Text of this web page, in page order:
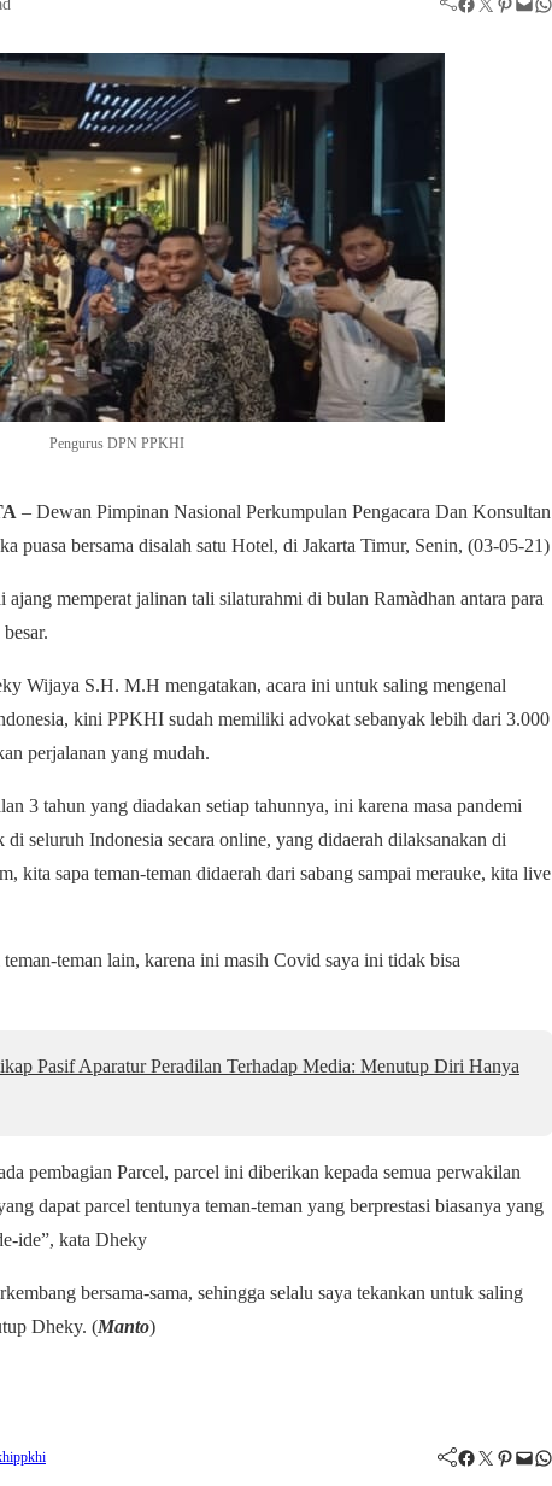
Pengurus DPN PPKHI
– Dewan Pimpinan Nasional Perkumpulan Pengacara Dan Konsultan
puasa bersama disalah satu Hotel, di Jakarta Timur, Senin, (03-05-21)
memperat jalinan tali silaturahmi di bulan Ramàdhan antara para
Wijaya S.H. M.H mengatakan, acara ini untuk saling mengenal
kini PPKHI sudah memiliki advokat sebanyak lebih dari 3.000
perjalanan yang mudah.
3 tahun yang diadakan setiap tahunnya, ini karena masa pandemi
seluruh Indonesia secara online, yang didaerah dilaksanakan di
kita sapa teman-teman didaerah dari sabang sampai merauke, kita live
teman lain, karena ini masih Covid saya ini tidak bisa
Pasif Aparatur Peradilan Terhadap Media: Menutup Diri Hanya
pembagian Parcel, parcel ini diberikan kepada semua perwakilan
dapat parcel tentunya teman-teman yang berprestasi biasanya yang
ide”, kata Dheky
bersama-sama, sehingga selalu saya tekankan untuk saling
Dheky. (Manto)
ppkhi Facebook Twitter Pinterest Mail WhatsApp